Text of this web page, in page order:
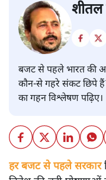
शीतल
बजट से पहले भारत की
कौन-से गहरे संकट छिपे
का गहन विश्लेषण पढ़िए।
हर बजट से पहले सरकार